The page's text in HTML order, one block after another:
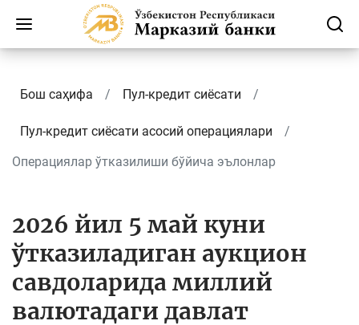
Бош саҳифа Пул-кредит сиёсати
Пул-кредит сиёсати асосий операциялари
Операциялар ўтказилиши бўйича эълонлар
2026 йил 5 май куни
ўтказиладиган аукцион
савдоларида миллий
валютадаги давлат